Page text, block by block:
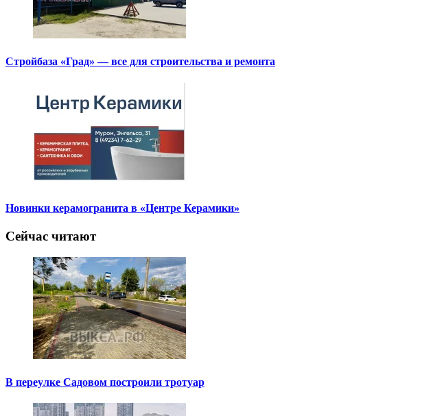
Стройбаза «Град» — все для строительства и ремонта
Новинки керамогранита в «Центре Керамики»
Сейчас читают
В переулке Садовом построили тротуар